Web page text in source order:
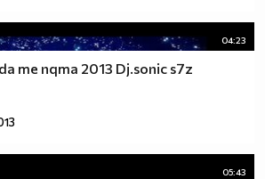
04:23
me nqma 2013 Dj.sonic s7z
05:43